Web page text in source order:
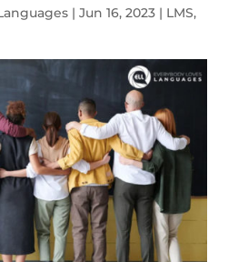
| Jun 16, 2023| LMS,